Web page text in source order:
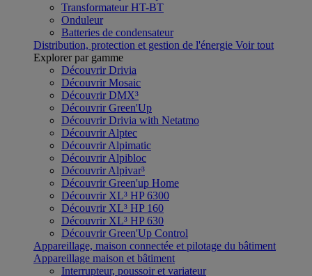
Transformateur HT-BT
Onduleur
Batteries de condensateur
Distribution, protection et gestion de l'énergie Voir tout
Explorer par gamme
Découvrir Drivia
Découvrir Mosaic
Découvrir DMX³
Découvrir Green'Up
Découvrir Drivia with Netatmo
Découvrir Alptec
Découvrir Alpimatic
Découvrir Alpibloc
Découvrir Alpivar³
Découvrir Green'up Home
Découvrir XL³ HP 6300
Découvrir XL³ HP 160
Découvrir XL³ HP 630
Découvrir Green'Up Control
Appareillage, maison connectée et pilotage du bâtiment
Appareillage maison et bâtiment
Interrupteur, poussoir et variateur